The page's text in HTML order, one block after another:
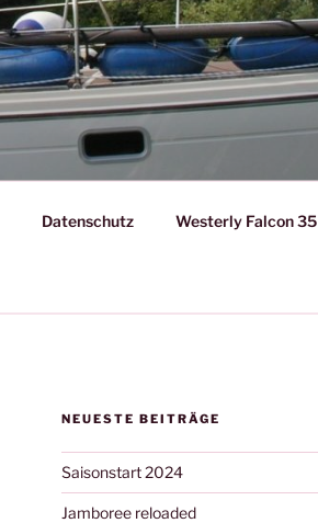
Datenschutz Westerly Falcon 35
NEUESTE BEITRÄGE
Saisonstart 2024
Jamboree reloaded